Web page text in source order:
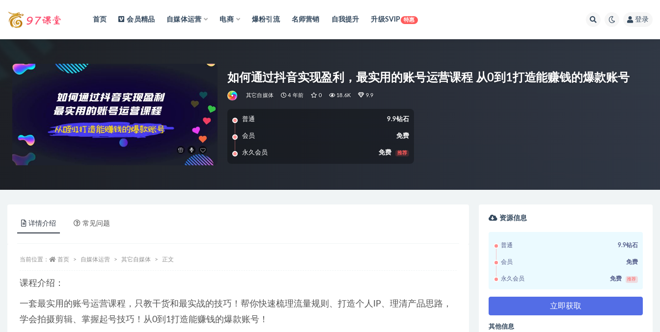
首页 会员精品 自媒体运营 电商 爆粉引流 名师营销 自我提升 升级SVIP 特惠 登录
如何通过抖音实现盈利，最实用的账号运营课程 从0到1打造能赚钱的爆款账号
其它自媒体 4 年前 0 18.6K 9.9
普通 9.9钻石
会员 免费
永久会员 免费 推荐
详情介绍 常见问题
当前位置： 首页 自媒体运营 其它自媒体 正文
课程介绍：
一套最实用的账号运营课程，只教干货和最实战的技巧！帮你快速梳理流量规则、打造个人IP、理清产品思路，
学会拍摄剪辑、掌握起号技巧！从0到1打造能赚钱的爆款账号！
资源信息
普通 9.9钻石
会员 免费
永久会员 免费 推荐
立即获取
其他信息